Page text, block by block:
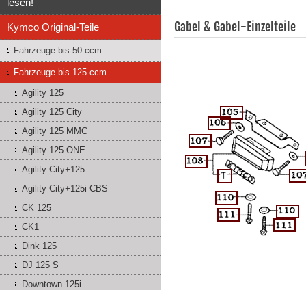
lesen!
Kymco Original-Teile
Fahrzeuge bis 50 ccm
Fahrzeuge bis 125 ccm
Agility 125
Agility 125 City
Agility 125 MMC
Agility 125 ONE
Agility City+125
Agility City+125i CBS
CK 125
CK1
Dink 125
DJ 125 S
Downtown 125i
Gabel & Gabel-Einzelteile